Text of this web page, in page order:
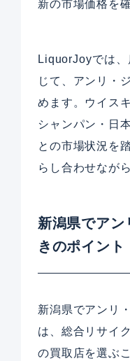
新の市場価格を
LiquorJoyでは
じて、アンリ・
めます。ウイス
シャンパン・日
との市場状況を
らし合わせなが
新潟県でアン
きのポイント
新潟県でアンリ
は、総合リサイ
の買取店を選ぶ